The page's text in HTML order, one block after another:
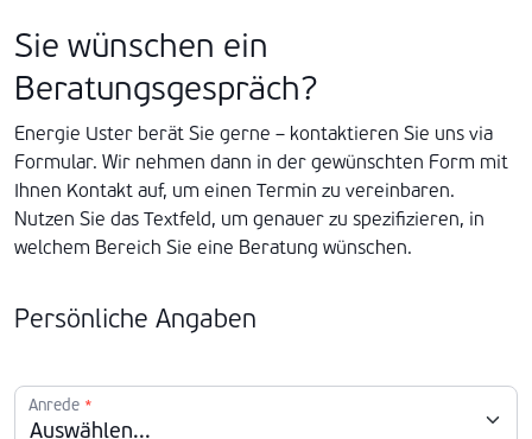
Sie wünschen ein
Beratungsgespräch?
Energie Uster berät Sie gerne – kontaktieren Sie uns via
Formular. Wir nehmen dann in der gewünschten Form mit
Ihnen Kontakt auf, um einen Termin zu vereinbaren.
Nutzen Sie das Textfeld, um genauer zu spezifizieren, in
welchem Bereich Sie eine Beratung wünschen.
Persönliche Angaben
Anrede *